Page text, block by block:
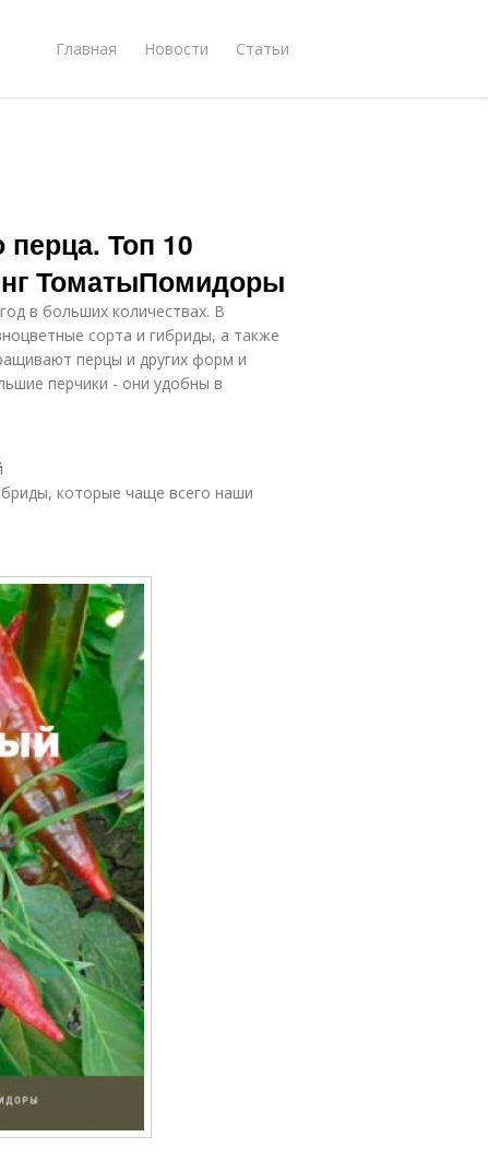
Главная Новости Статьи
Топ 10
ТоматыПомидоры
в больших количествах. В
сорта и гибриды, а также
перцы и других форм и
перчики - они удобны в
которые чаще всего наши